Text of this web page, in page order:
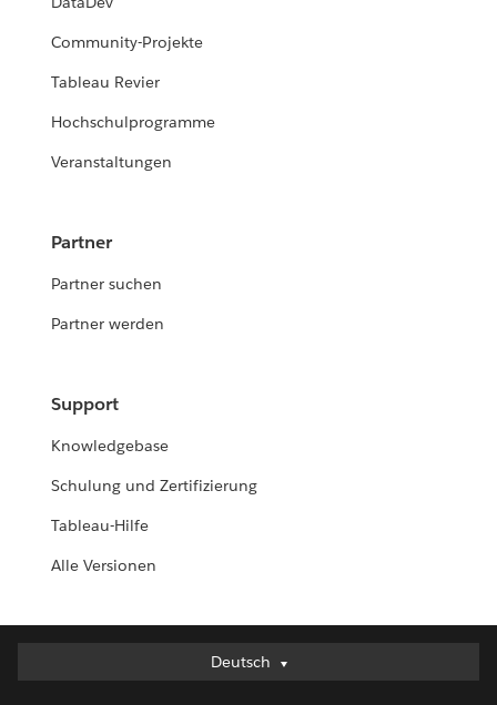
Community-Projekte
Tableau Revier
Hochschulprogramme
Veranstaltungen
Partner
Partner suchen
Partner werden
Support
Knowledgebase
Schulung und Zertifizierung
Tableau-Hilfe
Alle Versionen
Deutsch
Deutsch